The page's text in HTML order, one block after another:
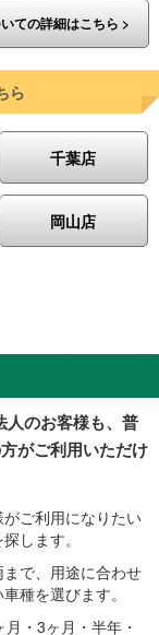
ての詳細はこちら >
ら
千葉店
岡山店
人のお客様も、普
がご利用いただけ
ご利用になりたい
します。
で、用途に合わせ
種を選びます。
・3ヶ月・半年・